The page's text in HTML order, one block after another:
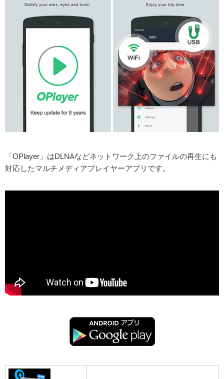
「OPlayer」はDLNAなどネットワーク上のファイルの再生にも
対応したマルチメディアプレイヤーアプリです。